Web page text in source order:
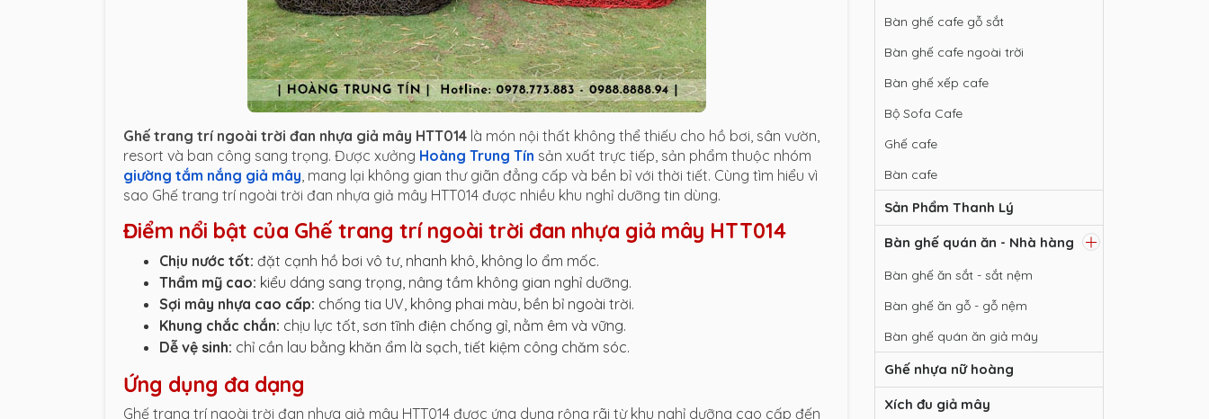
Ghế trang trí ngoài trời đan nhựa giả mây HTT014 là món nội thất không thể thiếu cho hồ bơi, sân vườn,
resort và ban công sang trọng. Được xưởng Hoàng Trung Tín sản xuất trực tiếp, sản phẩm thuộc nhóm
giường tắm nắng giả mây, mang lại không gian thư giãn đẳng cấp và bền bỉ với thời tiết. Cùng tìm hiểu vì
sao Ghế trang trí ngoài trời đan nhựa giả mây HTT014 được nhiều khu nghỉ dưỡng tin dùng.
Điểm nổi bật của Ghế trang trí ngoài trời đan nhựa giả mây HTT014
Chịu nước tốt: đặt cạnh hồ bơi vô tư, nhanh khô, không lo ẩm mốc.
Thẩm mỹ cao: kiểu dáng sang trọng, nâng tầm không gian nghỉ dưỡng.
Sợi mây nhựa cao cấp: chống tia UV, không phai màu, bền bỉ ngoài trời.
Khung chắc chắn: chịu lực tốt, sơn tĩnh điện chống gỉ, nằm êm và vững.
Dễ vệ sinh: chỉ cần lau bằng khăn ẩm là sạch, tiết kiệm công chăm sóc.
Ứng dụng đa dạng
Ghế trang trí ngoài trời đan nhựa giả mây HTT014 được ứng dụng rộng rãi từ khu nghỉ dưỡng cao cấp đến
Bàn ghế cafe gỗ sắt
Bàn ghế cafe ngoài trời
Bàn ghế xếp cafe
Bộ Sofa Cafe
Ghế cafe
Bàn cafe
Sản Phẩm Thanh Lý
Bàn ghế quán ăn - Nhà hàng
Bàn ghế ăn sắt - sắt nệm
Bàn ghế ăn gỗ - gỗ nệm
Bàn ghế quán ăn giả mây
Ghế nhựa nữ hoàng
Xích đu giả mây